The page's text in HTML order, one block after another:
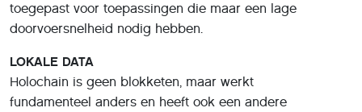
toegepast voor toepassingen die maar een lage
doorvoersnelheid nodig hebben.
LOKALE DATA
Holochain is geen blokketen, maar werkt
fundamenteel anders en heeft ook een andere